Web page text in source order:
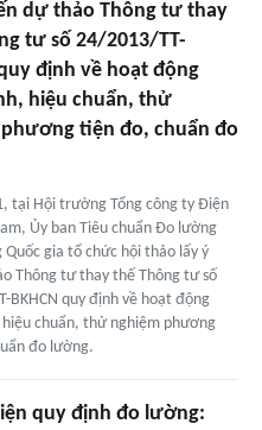
dự thảo Thông tư thay
tư số 24/2013/TT-
quy định về hoạt động
hiệu chuẩn, thử
tiện đo, chuẩn đo
tại Hội trường Tổng công ty Điện
Ủy ban Tiêu chuẩn Đo lường
Quốc gia tổ chức hội thảo lấy ý
Thông tư thay thế Thông tư số
BKHCN quy định về hoạt động
chuẩn, thử nghiệm phương
đo lường.
quy định đo lường: